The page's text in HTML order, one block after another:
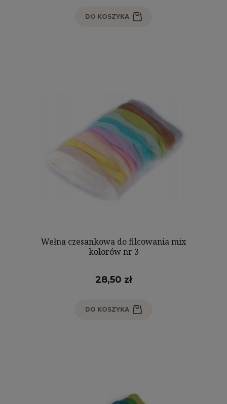
DO KOSZYKA
Wełna czesankowa do filcowania mix
kolorów nr 3
28,50 zł
DO KOSZYKA